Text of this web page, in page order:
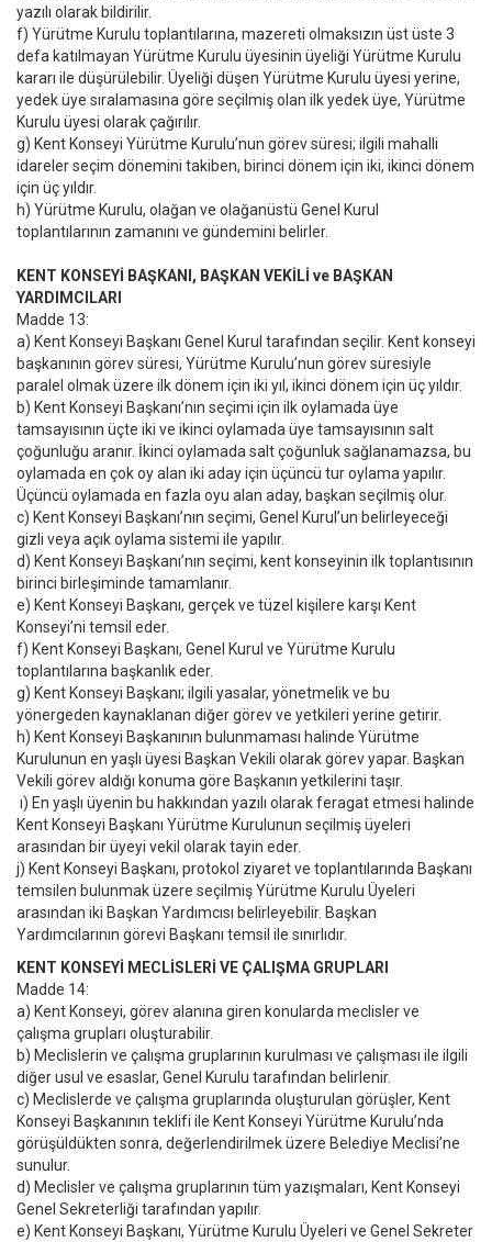
yazılı olarak bildirilir.
f) Yürütme Kurulu toplantılarına, mazereti olmaksızın üst üste 3
defa katılmayan Yürütme Kurulu üyesinin üyeliği Yürütme Kurulu
kararı ile düşürülebilir. Üyeliği düşen Yürütme Kurulu üyesi yerine,
yedek üye sıralamasına göre seçilmiş olan ilk yedek üye, Yürütme
Kurulu üyesi olarak çağırılır.
g) Kent Konseyi Yürütme Kurulu’nun görev süresi; ilgili mahalli
idareler seçim dönemini takiben, birinci dönem için iki, ikinci dönem
için üç yıldır.
h) Yürütme Kurulu, olağan ve olağanüstü Genel Kurul
toplantılarının zamanını ve gündemini belirler.
KENT KONSEYİ BAŞKANI, BAŞKAN VEKİLİ ve BAŞKAN
YARDIMCILARI
Madde 13:
a) Kent Konseyi Başkanı Genel Kurul tarafından seçilir. Kent konseyi
başkanının görev süresi, Yürütme Kurulu’nun görev süresiyle
paralel olmak üzere ilk dönem için iki yıl, ikinci dönem için üç yıldır.
b) Kent Konseyi Başkanı’nın seçimi için ilk oylamada üye
tamsayısının üçte iki ve ikinci oylamada üye tamsayısının salt
çoğunluğu aranır. İkinci oylamada salt çoğunluk sağlanamazsa, bu
oylamada en çok oy alan iki aday için üçüncü tur oylama yapılır.
Üçüncü oylamada en fazla oyu alan aday, başkan seçilmiş olur.
c) Kent Konseyi Başkanı’nın seçimi, Genel Kurul’un belirleyeceği
gizli veya açık oylama sistemi ile yapılır.
d) Kent Konseyi Başkanı’nın seçimi, kent konseyinin ilk toplantısının
birinci birleşiminde tamamlanır.
e) Kent Konseyi Başkanı, gerçek ve tüzel kişilere karşı Kent
Konseyi’ni temsil eder.
f) Kent Konseyi Başkanı, Genel Kurul ve Yürütme Kurulu
toplantılarına başkanlık eder.
g) Kent Konseyi Başkanı; ilgili yasalar, yönetmelik ve bu
yönergeden kaynaklanan diğer görev ve yetkileri yerine getirir.
h) Kent Konseyi Başkanının bulunmaması halinde Yürütme
Kurulunun en yaşlı üyesi Başkan Vekili olarak görev yapar. Başkan
Vekili görev aldığı konuma göre Başkanın yetkilerini taşır.
ı) En yaşlı üyenin bu hakkından yazılı olarak feragat etmesi halinde
Kent Konseyi Başkanı Yürütme Kurulunun seçilmiş üyeleri
arasından bir üyeyi vekil olarak tayin eder.
j) Kent Konseyi Başkanı, protokol ziyaret ve toplantılarında Başkanı
temsilen bulunmak üzere seçilmiş Yürütme Kurulu Üyeleri
arasından iki Başkan Yardımcısı belirleyebilir. Başkan
Yardımcılarının görevi Başkanı temsil ile sınırlıdır.
KENT KONSEYİ MECLİSLERİ VE ÇALIŞMA GRUPLARI
Madde 14:
a) Kent Konseyi, görev alanına giren konularda meclisler ve
çalışma grupları oluşturabilir.
b) Meclislerin ve çalışma gruplarının kurulması ve çalışması ile ilgili
diğer usul ve esaslar, Genel Kurulu tarafından belirlenir.
c) Meclislerde ve çalışma gruplarında oluşturulan görüşler, Kent
Konseyi Başkanının teklifi ile Kent Konseyi Yürütme Kurulu’nda
görüşüldükten sonra, değerlendirilmek üzere Belediye Meclisi’ne
sunulur.
d) Meclisler ve çalışma gruplarının tüm yazışmaları, Kent Konseyi
Genel Sekreterliği tarafından yapılır.
e) Kent Konseyi Başkanı, Yürütme Kurulu Üyeleri ve Genel Sekreter